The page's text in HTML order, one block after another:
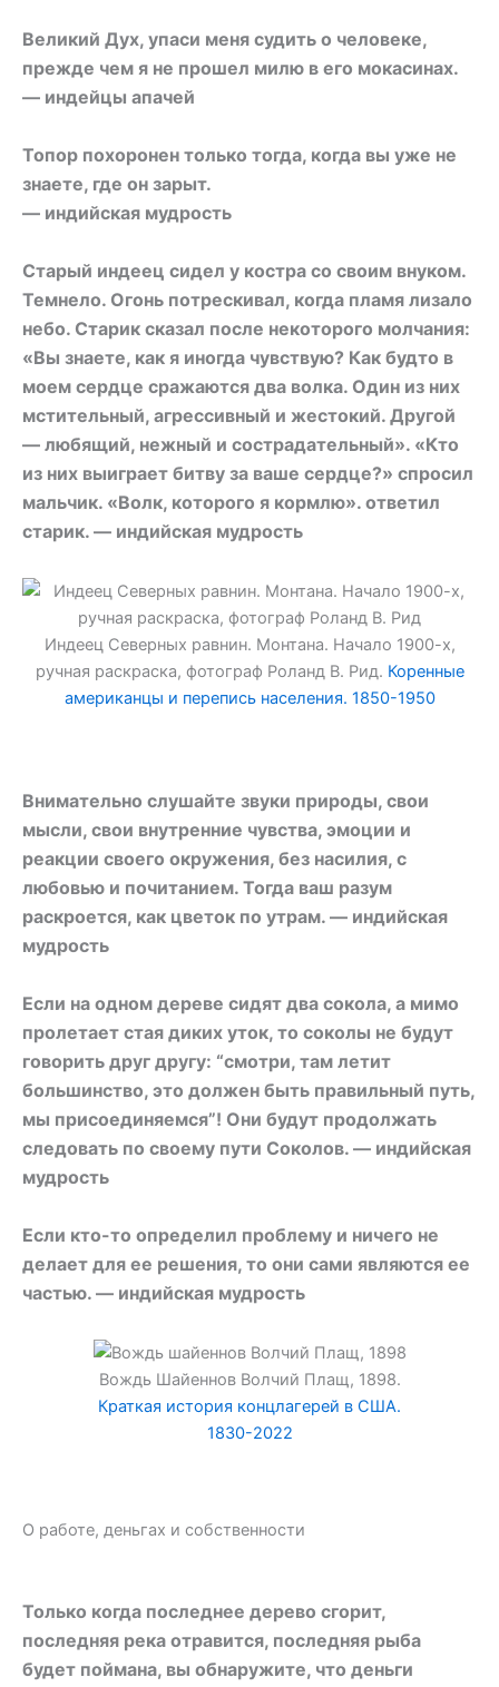
Великий Дух, упаси меня судить о человеке,
прежде чем я не прошел милю в его мокасинах.
— индейцы апачей
Топор похоронен только тогда, когда вы уже не
знаете, где он зарыт.
— индийская мудрость
Старый индеец сидел у костра со своим внуком.
Темнело. Огонь потрескивал, когда пламя лизало
небо. Старик сказал после некоторого молчания:
«Вы знаете, как я иногда чувствую? Как будто в
моем сердце сражаются два волка. Один из них
мстительный, агрессивный и жестокий. Другой
— любящий, нежный и сострадательный». «Кто
из них выиграет битву за ваше сердце?» спросил
мальчик. «Волк, которого я кормлю». ответил
старик. — индийская мудрость
Индеец Северных равнин. Монтана. Начало 1900-х,
ручная раскраска, фотограф Роланд В. Рид. Коренные
американцы и перепись населения. 1850-1950
Внимательно слушайте звуки природы, свои
мысли, свои внутренние чувства, эмоции и
реакции своего окружения, без насилия, с
любовью и почитанием. Тогда ваш разум
раскроется, как цветок по утрам. — индийская
мудрость
Если на одном дереве сидят два сокола, а мимо
пролетает стая диких уток, то соколы не будут
говорить друг другу: “смотри, там летит
большинство, это должен быть правильный путь,
мы присоединяемся”! Они будут продолжать
следовать по своему пути Соколов. — индийская
мудрость
Если кто-то определил проблему и ничего не
делает для ее решения, то они сами являются ее
частью. — индийская мудрость
Вождь Шайеннов Волчий Плащ, 1898.
Краткая история концлагерей в США.
1830-2022
О работе, деньгах и собственности
Только когда последнее дерево сгорит,
последняя река отравится, последняя рыба
будет поймана, вы обнаружите, что деньги